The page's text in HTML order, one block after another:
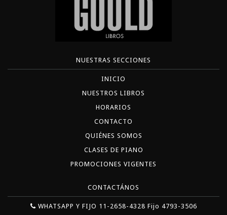
NUESTRAS SECCIONES
INICIO
NUESTROS LIBROS
HORARIOS
CONTACTO
QUIÉNES SOMOS
CLASES DE PIANO
PROMOCIONES VIGENTES
CONTACTÁNOS
WHATSAPP Y FIJO 11-2658-4328 Fijo 4793-3506